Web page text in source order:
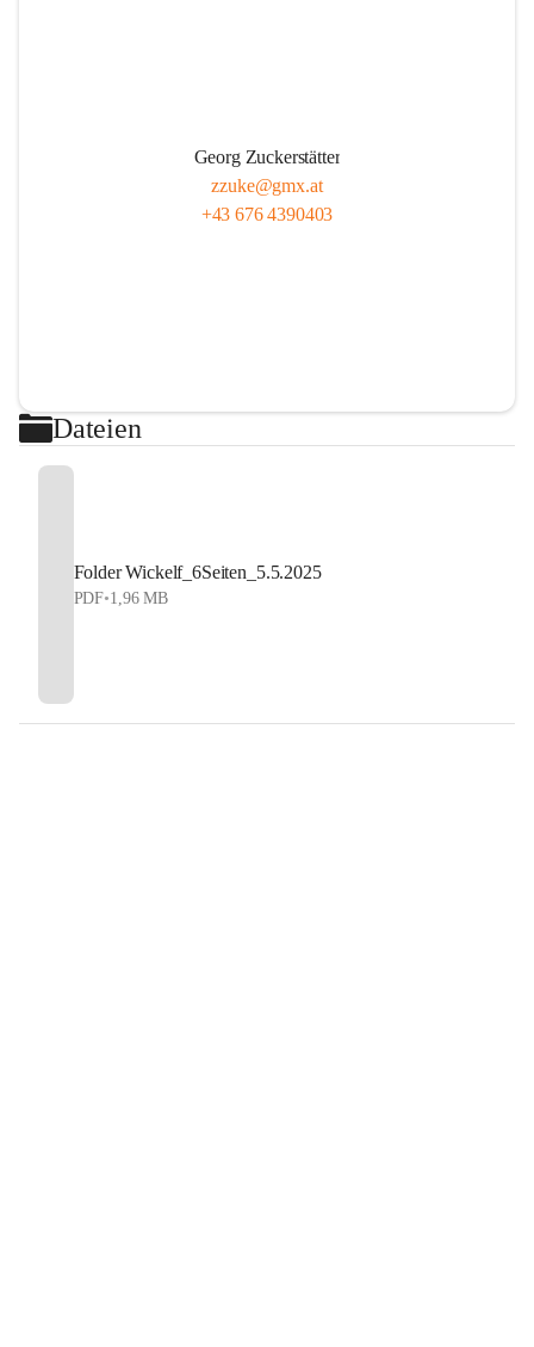
Georg Zuckerstätter
zzuke@gmx.at
+43 676 4390403
Dateien
Folder Wickelf_6Seiten_5.5.2025
PDF•1,96 MB